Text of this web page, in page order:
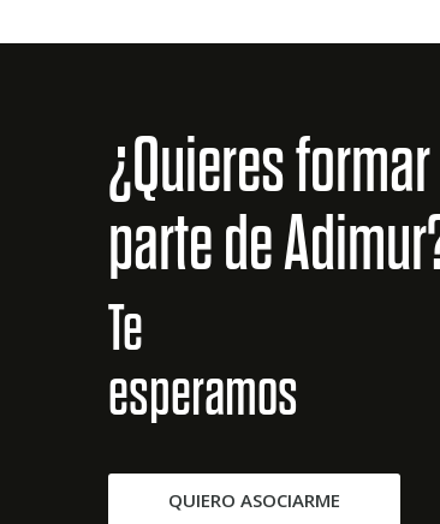
¿Quieres formar
parte de
Te
esperamos
QUIERO ASOCIARME